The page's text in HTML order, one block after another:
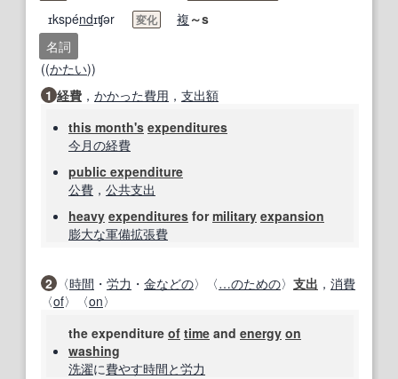
ɪkspéndɪʧər 変化 複 ～s
名詞
((かたい))
1 経費 ， かかった費用 ， 支出額
this month's expenditures
今月の経費
public expenditure
公費 ， 公共支出
heavy expenditures formilitary expansion
膨大な軍備拡張費
2 〈時間 ・ 労力 ・ 金などの〉〈…のための〉 支出 ， 消費
〈of〉〈on〉
the expenditure of time and energy on
washing
洗濯に費やす時間と労力